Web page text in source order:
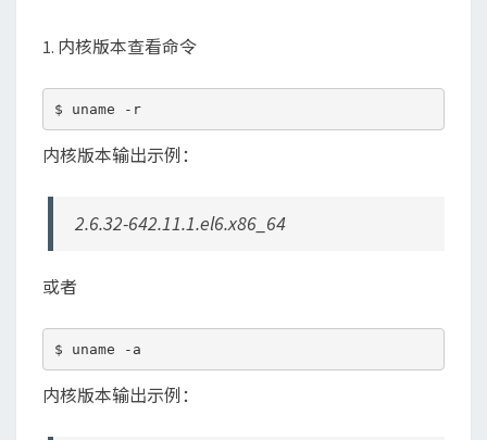
令
1. 内核版本查看命令
$ uname -r
内核版本输出示例：
2.6.32-642.11.1.el6.x86_64
或者
内核版本输出示例：